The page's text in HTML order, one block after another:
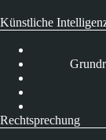
Künstliche
Rechtsprechung